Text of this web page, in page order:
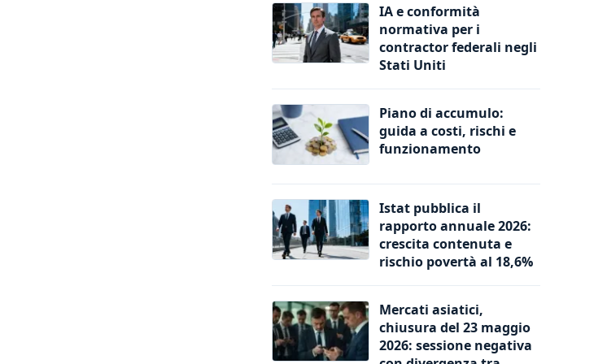
IA e conformità
normativa per i
contractor federali negli
Stati Uniti
Piano di accumulo:
guida a costi, rischi e
funzionamento
Istat pubblica il
rapporto annuale 2026:
crescita contenuta e
rischio povertà al 18,6%
Mercati asiatici,
chiusura del 23 maggio
2026: sessione negativa